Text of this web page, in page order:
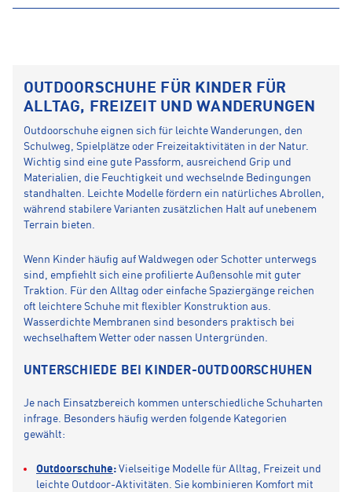
OUTDOORSCHUHE FÜR KINDER FÜR
ALLTAG, FREIZEIT UND WANDERUNGEN
Outdoorschuhe eignen sich für leichte Wanderungen, den
Schulweg, Spielplätze oder Freizeitaktivitäten in der Natur.
Wichtig sind eine gute Passform, ausreichend Grip und
Materialien, die Feuchtigkeit und wechselnde Bedingungen
standhalten. Leichte Modelle fördern ein natürliches Abrollen,
während stabilere Varianten zusätzlichen Halt auf unebenem
Terrain bieten.
Wenn Kinder häufig auf Waldwegen oder Schotter unterwegs
sind, empfiehlt sich eine profilierte Außensohle mit guter
Traktion. Für den Alltag oder einfache Spaziergänge reichen
oft leichtere Schuhe mit flexibler Konstruktion aus.
Wasserdichte Membranen sind besonders praktisch bei
wechselhaftem Wetter oder nassen Untergründen.
UNTERSCHIEDE BEI KINDER-OUTDOORSCHUHEN
Je nach Einsatzbereich kommen unterschiedliche Schuharten
infrage. Besonders häufig werden folgende Kategorien
gewählt:
Outdoorschuhe: Vielseitige Modelle für Alltag, Freizeit und
leichte Outdoor-Aktivitäten. Sie kombinieren Komfort mit